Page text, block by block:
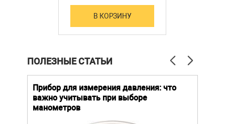
В КОРЗИНУ
ПОЛЕЗНЫЕ СТАТЬИ
Прибор для измерения давления: что
важно учитывать при выборе
манометров